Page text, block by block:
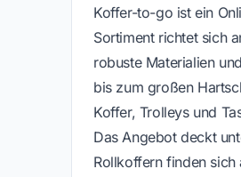
Koffer-to-go ist ein
Sortiment richtet sich
robuste Materialien
bis zum großen
Koffer, Trolleys und
Das Angebot deckt
Rollkoffern finden